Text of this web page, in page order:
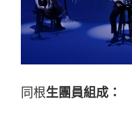
同根生團員組成：